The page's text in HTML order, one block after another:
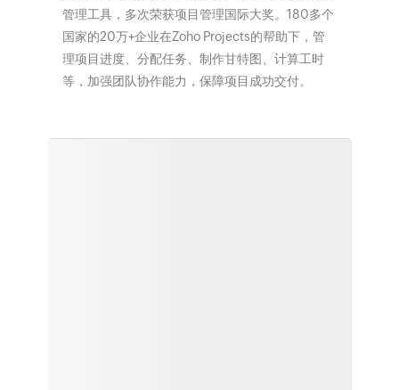
管理工具，多次荣获项目管理国际大奖。180多个
国家的20万+企业在Zoho Projects的帮助下，管
理项目进度、分配任务、制作甘特图、计算工时
等，加强团队协作能力，保障项目成功交付。